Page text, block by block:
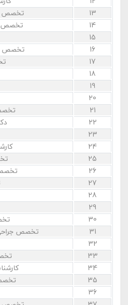
13
تخصص
14
تخصص
15
16
تخصص
17
18
19
20
21
22
23
24
25
26
27
28
29
30
31
تخصص جراحی
32
33
34
35
36